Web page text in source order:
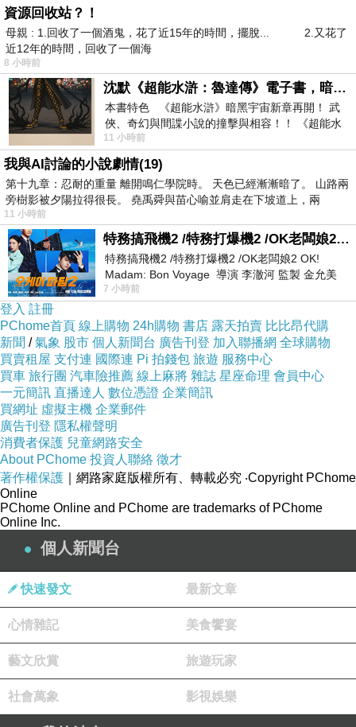
第四季跟以往幾季的節目模式差不多.都是採用實紀手法紀
錄三對面臨婚姻危機的夫妻.會有什麼遊戲跟什麼橋段我也
是猜的出來
但是一開播之後!!就獲得不少回響.各平台的討論跟熱度完
全不輸前三季!!
我只能說每對夫妻都有各自的難題.但是這次來賓的問題~
是連編劇都編不出來那麼離譜的婚姻生活
尤其是聖依跟葛夕究竟是怎麼樣能在這樣長期被貶低跟壓
力的婚姻之下願意留下??另一對則是"亮子"是怎麼能忍受
的了"麥麥"這個陰晴不定的老婆??(怎麼說怎麼錯!!)
也該幫第四季寫一篇"感想"
畢竟這季真的也是很精彩.每一對來參加的伴侶真的都"太
不容易"了!!
資源回收站？！
母親 : 1.回收了一個酒鬼，花了近15年的時間，擺脫... 2.又花了
近12年的時間，回收了一個海
8 小時前
沈默《超能水滸：魯達傳》電子書，暗黑宇宙新章，一一五年八月璀璨上架！
本書特色 《超能水滸》暗黑宇宙新章再開！ 武
俠、奇幻與間諜小說的撞擊與相容！！ 《超能水
滸》系列第四部變幻登場
11 小時前
我與AI討論的小說劇情(19)
第十九章：忍耐的重量 離開鳴仁學院時。 天色已經漸漸暗了。 山路兩
旁樹影被夕陽拉得很長。 堯禹舜與苗心喻並肩走在下坡道上，兩
11 小時前
特務搞飛機2 /特務打爆機2 /OK老闆娘2 OK! Madam: Bon Voyage
特務搞飛機2 /特務打爆機2 /OK老闆娘2 OK!
Madam: Bon Voyage 導演 李澈河 監製 金允美
劇本 申鉉成 主演 嚴正化 朴誠雄
7 小時前
登入 註冊
PChome首頁 線上購物 24h購物 書店 露天拍賣 比比昂代購
新聞 /氣象 股市 個人新聞台 廣告刊登 加入聯播網 全球購物
買賣租屋 支付連 國際連 Pi 拍錢包 旅遊 服務中心
買車 旅行團 汽車險推薦 線上麻將 雜誌 星座命理 會員中心
一元簡訊 直播達人 數位憑證 企業簡訊
買網址 虛擬主機 企業郵件
廣告刊登 隱私權聲明
消費者保護 兒童網路安全
About PChome 投資人聯絡 徵才
著作權保護 ｜網路家庭版權所有、轉載必究 ‧Copyright PChome
Online
PChome Online and PChome are trademarks of PChome
Online Inc.
個人新聞台
快速發文 最新文章
心情雜記 美食饗宴
藝文欣賞 旅遊玩家
社會萬象 影視娛樂